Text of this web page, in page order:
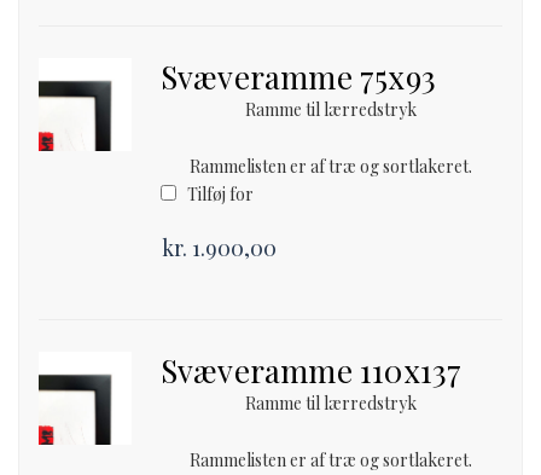
Svæveramme 75x93
Ramme til lærredstryk
Rammelisten er af træ og sortlakeret.
Tilføj for
kr. 1.900,00
Svæveramme 110x137
Ramme til lærredstryk
Rammelisten er af træ og sortlakeret.